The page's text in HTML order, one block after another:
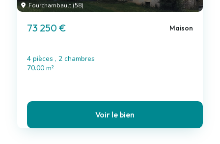
Fourchambault (58)
73 250 € Maison
4 pièces , 2 chambres
70.00 m²
Voir le bien